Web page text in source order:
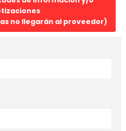
no llegarán al proveedor)